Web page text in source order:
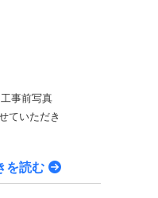
工事前写真
ていただき
を読む